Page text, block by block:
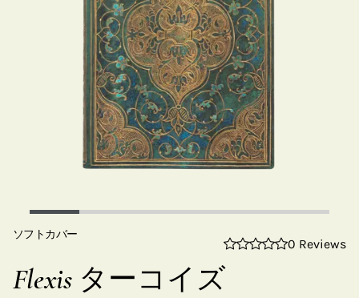
ソフトカバー
0 Reviews
Flexis ターコイズ